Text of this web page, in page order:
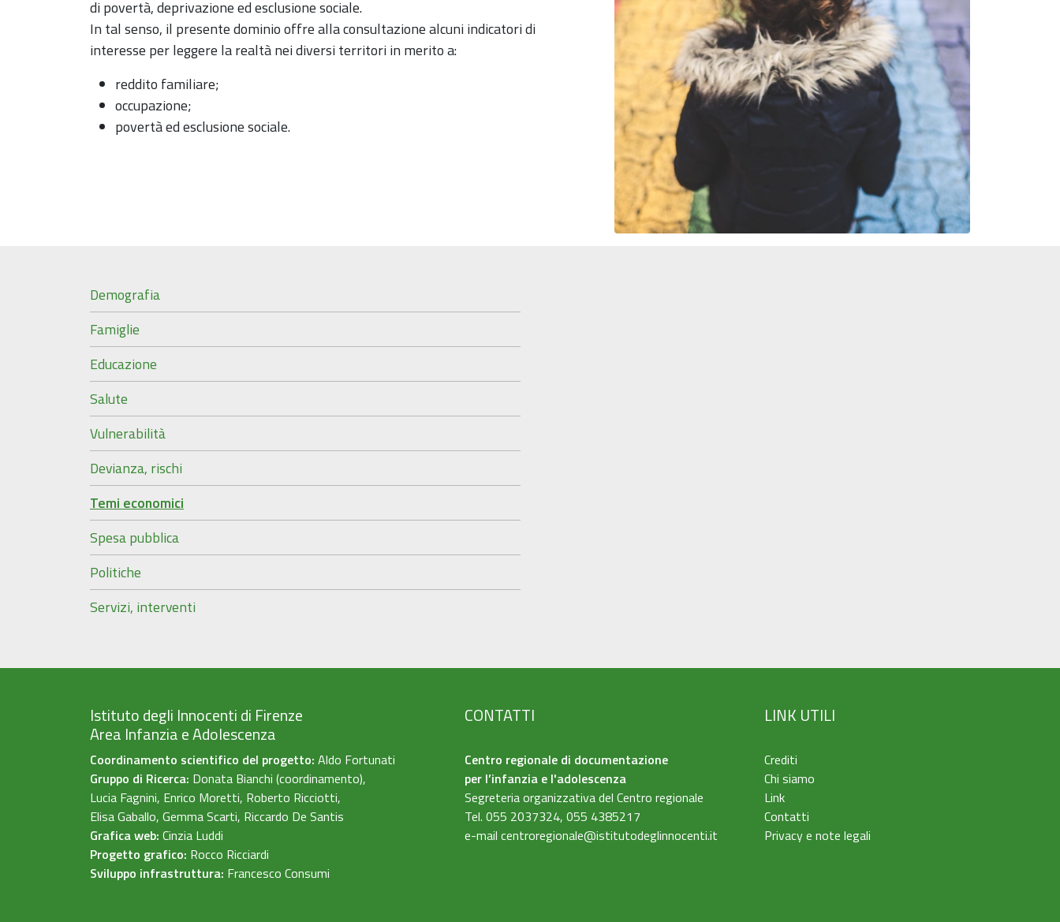
di povertà, deprivazione ed esclusione sociale.
In tal senso, il presente dominio offre alla consultazione alcuni indicatori di
interesse per leggere la realtà nei diversi territori in merito a:
reddito familiare;
occupazione;
povertà ed esclusione sociale.
Demografia
Famiglie
Educazione
Salute
Vulnerabilità
Devianza, rischi
Temi economici
Spesa pubblica
Politiche
Servizi, interventi
Istituto degli Innocenti di Firenze
Area Infanzia e Adolescenza
Coordinamento scientifico del progetto: Aldo Fortunati
Gruppo di Ricerca: Donata Bianchi (coordinamento),
Lucia Fagnini, Enrico Moretti, Roberto Ricciotti,
Elisa Gaballo, Gemma Scarti, Riccardo De Santis
Grafica web: Cinzia Luddi
Progetto grafico: Rocco Ricciardi
Sviluppo infrastruttura: Francesco Consumi
CONTATTI
Centro regionale di documentazione
per l’infanzia e l'adolescenza
Segreteria organizzativa del Centro regionale
Tel. 055 2037324, 055 4385217
e-mail centroregionale@istitutodeglinnocenti.it
LINK UTILI
Crediti
Chi siamo
Link
Contatti
Privacy e note legali